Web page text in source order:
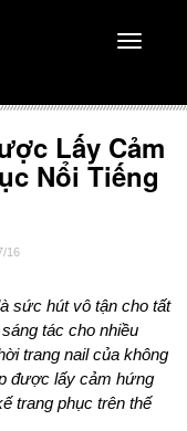
Toggle
Lấy Cảm
Nổi Tiếng
16
sức hút vô tận cho tất
tác cho nhiều
trang nail của không
được lấy cảm hứng
trang phục trên thế